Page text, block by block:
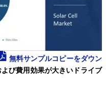
無料サンプルコピーをダウン
び費用効果が大きいドライブ